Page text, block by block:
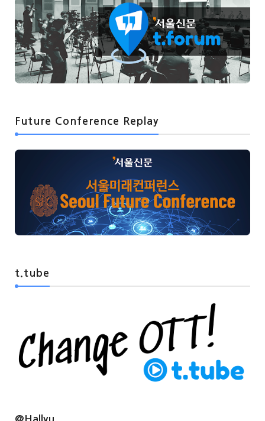
Future Conference Replay
t.tube